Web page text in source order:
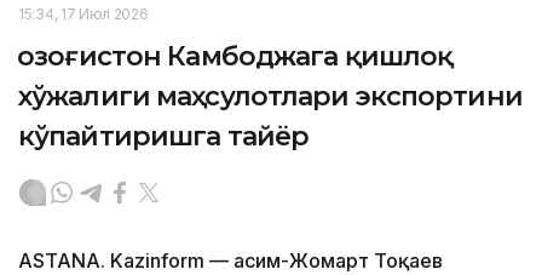
15:34, 17 Июл 2026
Қозоғистон Камбоджага қишлоқ
хўжалиги маҳсулотлари экспортини
кўпайтиришга тайёр
ASTANA. Kazinform — Қасим-Жомарт Тоқаев